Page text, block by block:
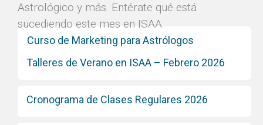
Astrológico y más. Entérate qué está
sucediendo este mes en ISAA.
Curso de Marketing para Astrólogos
Talleres de Verano en ISAA – Febrero 2026
Cronograma de Clases Regulares 2026